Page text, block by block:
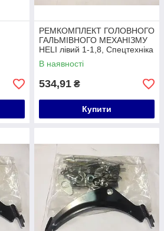
РЕМКОМПЛЕКТ ГОЛОВНОГО
ГАЛЬМІВНОГО МЕХАНІЗМУ
HELI лівий 1-1,8, Спецтехніка
В наявності
534,91 ₴
Купити